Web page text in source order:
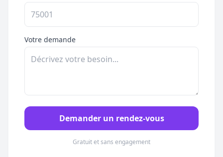
Votre demande
Demander un rendez-vous
Gratuit et sans engagement